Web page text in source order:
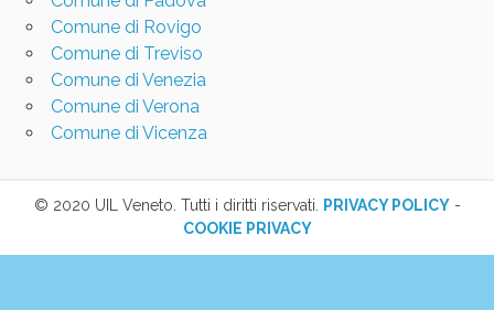
Comune di Rovigo
Comune di Treviso
Comune di Venezia
Comune di Verona
Comune di Vicenza
© 2020 UIL Veneto. Tutti i diritti riservati. PRIVACY POLICY-
COOKIE PRIVACY